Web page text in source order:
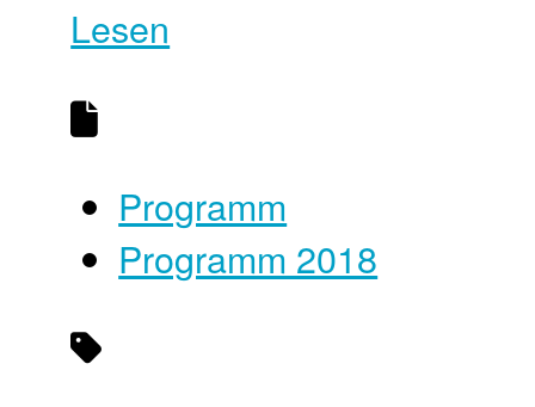
Lesen
Programm
Programm 2018